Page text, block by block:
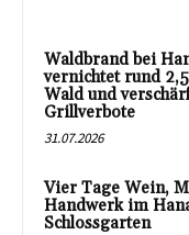
Waldbrand bei
vernichtet rund
Wald und
Grillverbote
31.07.2026
Vier Tage Wein,
Handwerk im
Schlossgarten